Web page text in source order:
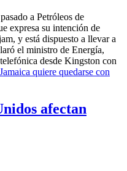
a Petróleos de
expresa su intención de
y está dispuesto a llevar a
el ministro de Energía,
desde Kingston con
Jamaica quiere quedarse con
afectan